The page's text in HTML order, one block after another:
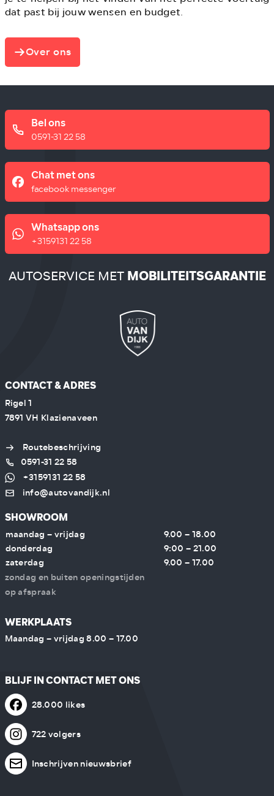
dat past bij jouw wensen en budget.
Over ons
Bel ons
0591-31 22 58
Chat met ons
facebook messenger
Whatsapp ons
+3159131 22 58
AUTOSERVICE MET MOBILITEITSGARANTIE
CONTACT & ADRES
Rigel 1
7891 VH Klazienaveen
Routebeschrijving
0591-31 22 58
+3159131 22 58
info@autovandijk.nl
SHOWROOM
maandag – vrijdag
9.00 – 18.00
donderdag
9:00 – 21.00
zaterdag
9.00 – 17.00
zondag en buiten openingstijden
op afspraak
WERKPLAATS
Maandag – vrijdag 8.00 – 17.00
BLIJF IN CONTACT MET ONS
28.000 likes
722 volgers
Inschrijven nieuwsbrief